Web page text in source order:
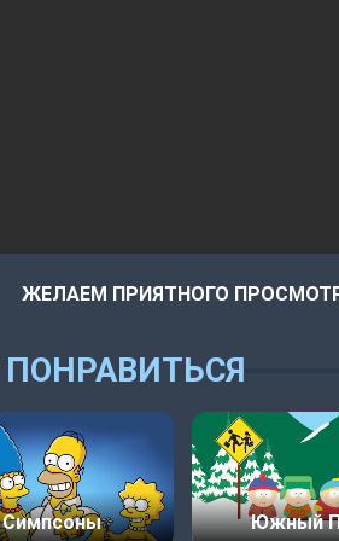
ЖЕЛАЕМ ПРИЯТНОГО
ПОНРАВИТЬСЯ
Симпсоны Южный